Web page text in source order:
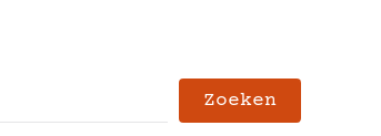
Zoeken